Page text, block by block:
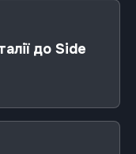
до Side